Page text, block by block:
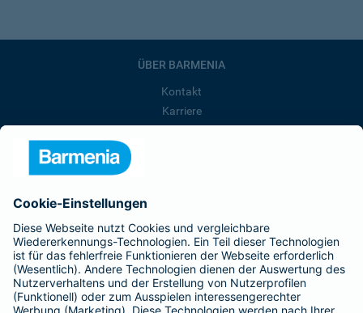
ÜBER BARMENIA
Kontakt
Karriere
Barmenia ist Teil der BarmeniaGothaer
BELIEBTE SEITEN
Kranken-Zusatzversicherung
Tierversicherungen
Haftpflichtversicherung